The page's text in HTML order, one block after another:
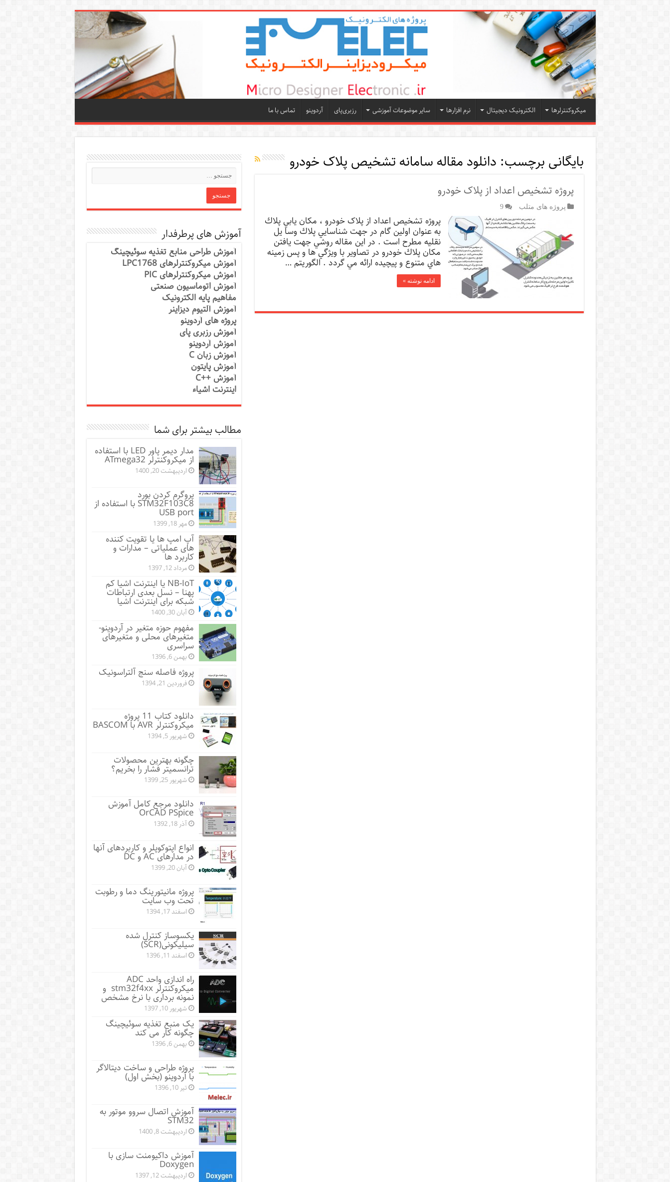
میکروکنترلرها الکترونیک دیجیتال نرم افزارها سایر موضوعات آموزشی رزبری‌پای آردوینو تماس با ما
بایگانی برچسب: دانلود مقاله سامانه تشخیص پلاک خودرو
پروژه تشخیص اعداد از پلاک خودرو
پروژه های متلب 9
پروژه تشخیص اعداد از پلاک خودرو ، مکان يابي پلاك
به عنوان اولين گام در جهت شناسايي پلاك وسا يل
نقليه مطرح است . در اين مقاله روشي جهت يافتن
مکان پلاك خودرو در تصاوير با ويژگي ها و پس زمينه
هاي متنوع و پيچيده ارائه مي گردد . الگوريتم …
ادامه نوشته »
آموزش های پرطرفدار
آموزش طراحی منابع تغذیه سوئیچینگ
آموزش میکروکنترلرهای LPC1768
آموزش میکروکنترلرهای PIC
آموزش اتوماسیون صنعتی
مفاهیم پایه الکترونیک
آموزش آلتیوم دیزاینر
پروژه های آردوینو
آموزش رزبری پای
آموزش آردوینو
آموزش زبان C
آموزش پایتون
آموزش ++C
اینترنت اشیاء
مطالب بیشتر برای شما
مدار دیمر پاور LED با استفاده
از میکروکنترلر ATmega32
اردیبهشت 20, 1400
پروگرم کردن بورد
STM32F103C8 با استفاده از
USB port
مهر 18, 1399
آپ امپ ها یا تقویت کننده
های عملیاتی – مدارات و
کاربرد ها
مرداد 12, 1397
NB-IoT یا اینترنت اشیا کم
پهنا – نسل بعدی ارتباطات
شبکه برای اینترنت اشیا
آبان 30, 1400
مفهوم حوزه متغیر در آردوینو-
متغیرهای محلی و متغیرهای
سراسری
بهمن 6, 1396
پروژه فاصله سنج آلتراسونیک
فروردین 21, 1394
دانلود کتاب 11 پروژه
میکروکنترلر AVR با BASCOM
شهریور 5, 1394
چگونه بهترین محصولات
ترانسمیتر فشار را بخریم؟
شهریور 25, 1399
دانلود مرجع کامل آموزش
OrCAD PSpice
آذر 18, 1392
انواع اپتوکوپلر و کاربردهای آنها
در مدارهای AC و DC
آبان 20, 1399
پروژه مانيتورينگ دما و رطوبت
تحت وب سایت
اسفند 17, 1394
یکسوساز کنترل شده
سیلیکونی(SCR)
اسفند 11, 1396
راه اندازی واحد ADC
میکروکنترلر stm32f4xx و
نمونه برداری با نرخ مشخص
شهریور 10, 1397
یک منبع تغذیه سوئیچینگ
چگونه کار می کند
بهمن 6, 1396
پروژه طراحی و ساخت دیتالاگر
با آردوینو (بخش اول)
تیر 10, 1396
آموزش اتصال سروو موتور به
STM32
اردیبهشت 8, 1400
آموزش داکیومنت سازی با
Doxygen
اردیبهشت 12, 1397